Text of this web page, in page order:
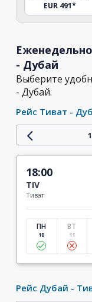
EUR 491*
- Дубай
Выберите
- Дубай.
Рейс Тиват -
18:00
TIV
Тиват
ПН
10
ВТ
11
Рейс Дубай -